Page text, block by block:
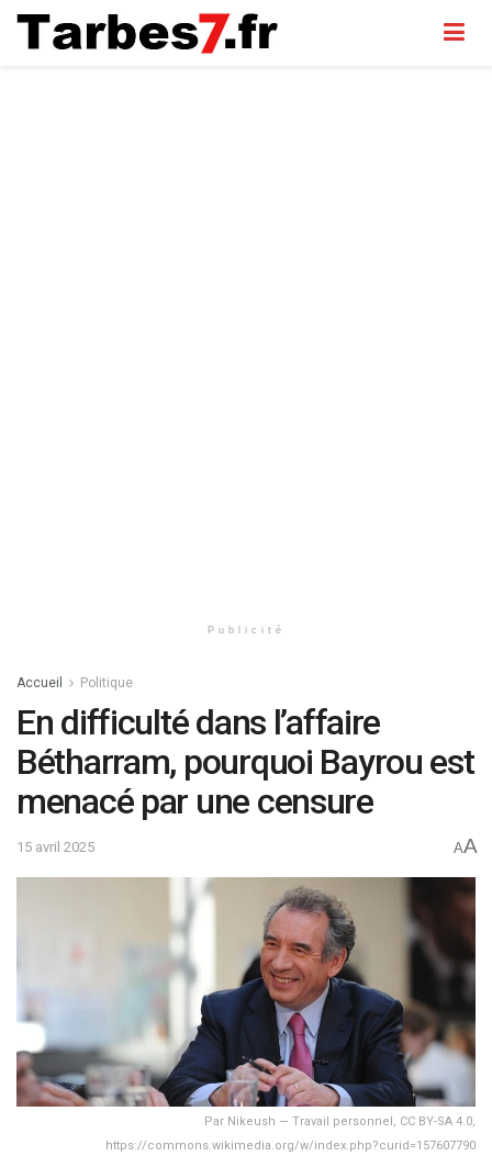
Publicité
Accueil Politique
En difficulté dans l’affaire
Bétharram, pourquoi Bayrou est
menacé par une censure
15 avril 2025 AA
Par Nikeush — Travail personnel, CC BY-SA 4.0,
https://commons.wikimedia.org/w/index.php?curid=157607790